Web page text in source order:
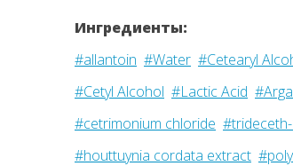
Ингредиенты:
#allantoin #Water #Cetearyl
#Cetyl Alcohol #Lactic Acid
#cetrimonium chloride
#houttuynia cordata extract